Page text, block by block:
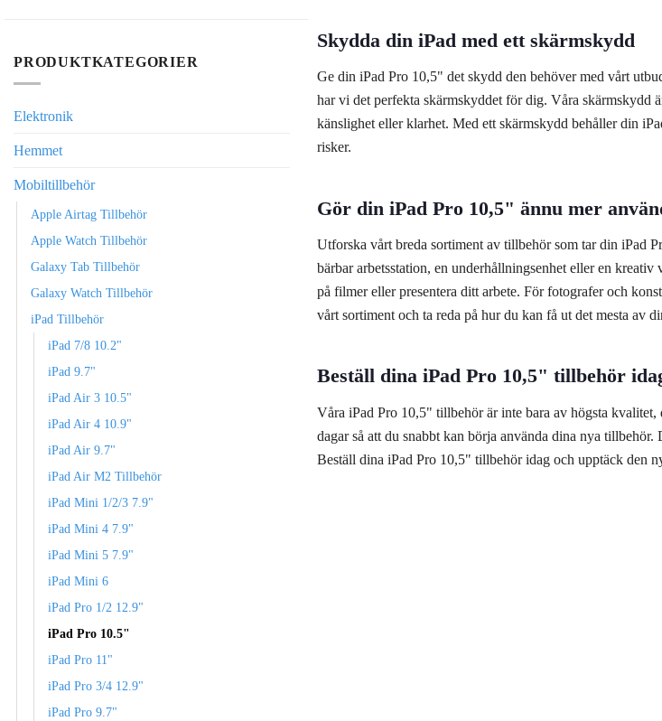
PRODUKTKATEGORIER
Elektronik
Hemmet
Mobiltillbehör
Apple Airtag Tillbehör
Apple Watch Tillbehör
Galaxy Tab Tillbehör
Galaxy Watch Tillbehör
iPad Tillbehör
iPad 7/8 10.2"
iPad 9.7"
iPad Air 3 10.5"
iPad Air 4 10.9"
iPad Air 9.7"
iPad Air M2 Tillbehör
iPad Mini 1/2/3 7.9"
iPad Mini 4 7.9"
iPad Mini 5 7.9"
iPad Mini 6
iPad Pro 1/2 12.9"
iPad Pro 10.5"
iPad Pro 11"
iPad Pro 3/4 12.9"
iPad Pro 9.7"
Skydda din iPad med ett skärmskydd
Ge din iPad Pro 10,5" det skydd den behöver med vårt
har vi det perfekta skärmskyddet för dig. Våra skärmskydd
känslighet eller klarhet. Med ett skärmskydd behåller din
risker.
Gör din iPad Pro 10,5" ännu mer
Utforska vårt breda sortiment av tillbehör som tar din iPad
bärbar arbetsstation, en underhållningsenhet eller en
på filmer eller presentera ditt arbete. För fotografer och
vårt sortiment och ta reda på hur du kan få ut det mesta av
Beställ dina iPad Pro 10,5" tillbehör
Våra iPad Pro 10,5" tillbehör är inte bara av högsta
dagar så att du snabbt kan börja använda dina nya
Beställ dina iPad Pro 10,5" tillbehör idag och upptäck den